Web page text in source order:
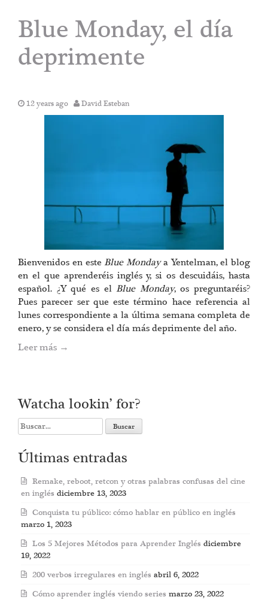
Blue Monday, el día
deprimente
12 years ago David Esteban
Bienvenidos en esteBlue Mondaya Yentelman, el blog
en el que aprenderéis inglés y, si os descuidáis, hasta
español. ¿Y qué es elBlue Monday, os preguntaréis?
Pues parecer ser que este término hace referencia al
lunes correspondiente a la última semana completa de
enero, y se considera el día más deprimente del año.
Leer más →
Watcha lookin’ for?
Search
for:
Últimas entradas
Remake, reboot, retcon y otras palabras confusas del cine
en inglés diciembre 13, 2023
Conquista tu público: cómo hablar en público en inglés
marzo 1, 2023
Los 5 Mejores Métodos para Aprender Inglés diciembre
19, 2022
200 verbos irregulares en inglés abril 6, 2022
Cómo aprender inglés viendo series marzo 23, 2022